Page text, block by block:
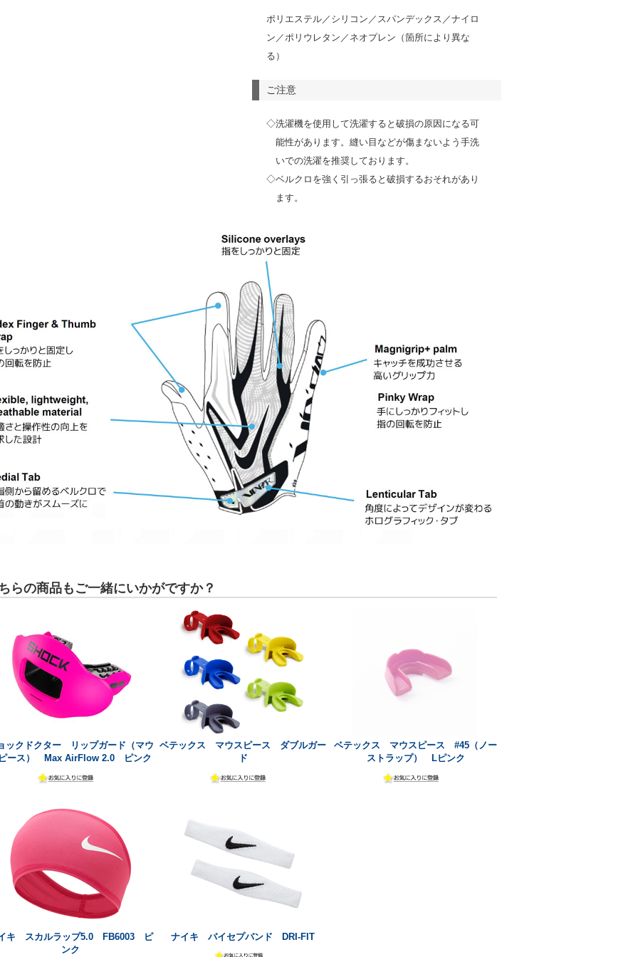
ポリエステル／シリコン／スパンデックス／ナイロ
ン／ポリウレタン／ネオプレン（箇所により異な
る）
ご注意
◇洗濯機を使用して洗濯すると破損の原因になる可
能性があります。縫い目などが傷まないよう手洗
いでの洗濯を推奨しております。
◇ベルクロを強く引っ張ると破損するおそれがあり
ます。
らの商品もご一緒にいかがですか？
ックドクター リップガード（マウ
ース） Max AirFlow 2.0 ピンク
ベテックス マウスピース ダブルガー
ド
ベテックス マウスピース #45（ノー
ストラップ） Lピンク
キ スカルラップ5.0 FB6003 ピ
ンク
ナイキ バイセプバンド DRI-FIT